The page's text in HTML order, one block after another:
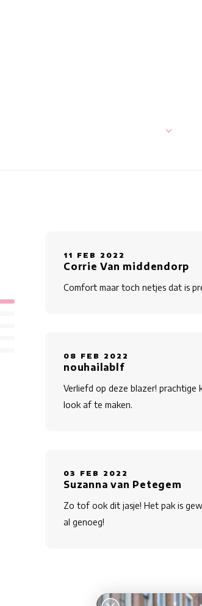
11 FEB 2022
Corrie Van middendorp
Comfort maar toch netjes dat is
08 FEB 2022
nouhailablf
Verliefd op deze blazer! prachtige
look af te maken.
03 FEB 2022
Suzanna van Petegem
Zo tof ook dit jasje! Het pak is
al genoeg!